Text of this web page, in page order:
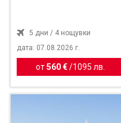
5 дни / 4 нощувки
дата: 07.08.2026 г.
от560 € / 1095 лв.